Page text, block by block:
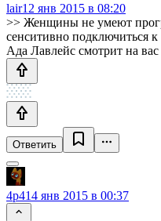
lair12 янв 2015 в 08:20
>> Женщины не умеют
сенситивно подключиться к
Ада Лавлейс смотрит на
Ответить
4p414 янв 2015 в 00:37